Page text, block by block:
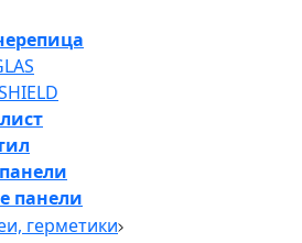
панели
герметики